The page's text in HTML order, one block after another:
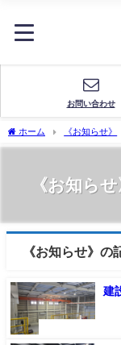
お問い合わせ
ホーム 《お知らせ》
《お知らせ
《お知らせ》の
建